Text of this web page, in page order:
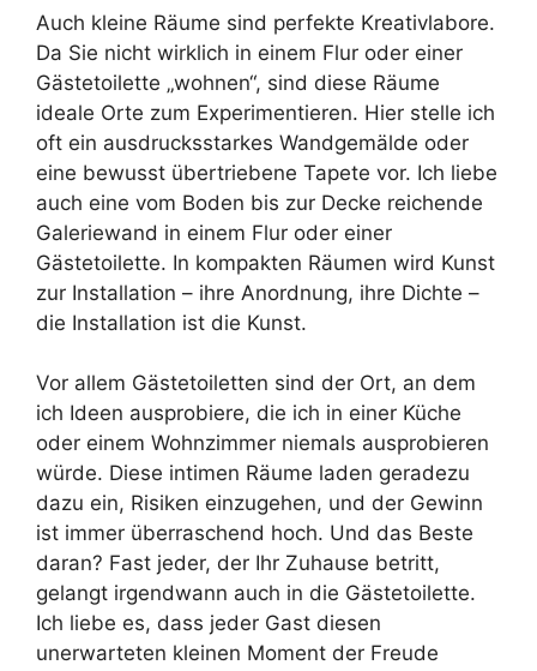
Auch kleine Räume sind perfekte Kreativlabore.
Da Sie nicht wirklich in einem Flur oder einer
Gästetoilette „wohnen“, sind diese Räume
ideale Orte zum Experimentieren. Hier stelle ich
oft ein ausdrucksstarkes Wandgemälde oder
eine bewusst übertriebene Tapete vor. Ich liebe
auch eine vom Boden bis zur Decke reichende
Galeriewand in einem Flur oder einer
Gästetoilette. In kompakten Räumen wird Kunst
zur Installation – ihre Anordnung, ihre Dichte –
die Installation ist die Kunst.
Vor allem Gästetoiletten sind der Ort, an dem
ich Ideen ausprobiere, die ich in einer Küche
oder einem Wohnzimmer niemals ausprobieren
würde. Diese intimen Räume laden geradezu
dazu ein, Risiken einzugehen, und der Gewinn
ist immer überraschend hoch. Und das Beste
daran? Fast jeder, der Ihr Zuhause betritt,
gelangt irgendwann auch in die Gästetoilette.
Ich liebe es, dass jeder Gast diesen
unerwarteten kleinen Moment der Freude